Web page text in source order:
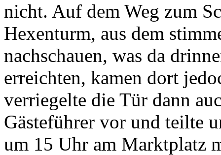
nicht. Auf dem Weg zum
Hexenturm, aus dem
nachschauen, was da
erreichten, kamen dort
verriegelte die Tür dann
Gästeführer vor und teilte
um 15 Uhr am Marktplatz